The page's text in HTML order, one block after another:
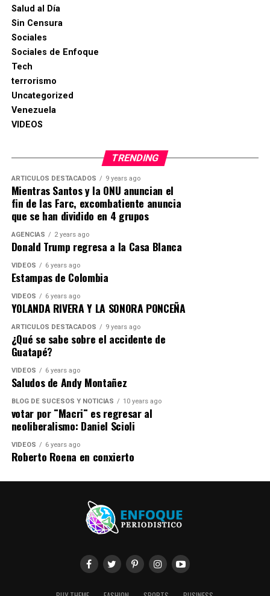
Salud al Día
Sin Censura
Sociales
Sociales de Enfoque
Tech
terrorismo
Uncategorized
Venezuela
VIDEOS
TRENDING
ARTICULOS DESTACADOS 9 years ago
Mientras Santos y la ONU anuncian el
fin de las Farc, excombatiente anuncia
que se han dividido en 4 grupos
AGENCIAS 2 years ago
Donald Trump regresa a la Casa Blanca
VIDEOS 6 years ago
Estampas de Colombia
VIDEOS 6 years ago
YOLANDA RIVERA Y LA SONORA PONCEÑA
ARTICULOS DESTACADOS 9 years ago
¿Qué se sabe sobre el accidente de
Guatapé?
VIDEOS 6 years ago
Saludos de Andy Montañez
BLOG DE SUCESOS Y NOTICIAS 10 years ago
votar por ¨Macri¨ es regresar al
neoliberalismo: Daniel Scioli
VIDEOS 6 years ago
Roberto Roena en conxierto